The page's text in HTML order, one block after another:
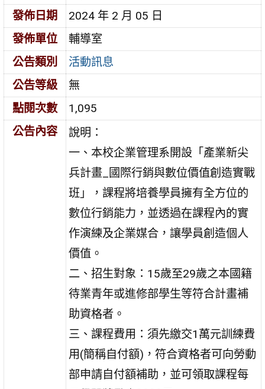
發佈日期
2024 年 2 月 05 日
發佈單位
輔導室
公告類別
活動訊息
公告等級
無
點閱次數
1,095
公告內容
說明：
一、本校企業管理系開設「產業新尖
兵計畫_國際行銷與數位價值創造實戰
班」，課程將培養學員擁有全方位的
數位行銷能力，並透過在課程內的實
作演練及企業媒合，讓學員創造個人
價值。
二、招生對象：15歲至29歲之本國籍
待業青年或進修部學生等符合計畫補
助資格者。
三、課程費用：須先繳交1萬元訓練費
用(簡稱自付額)，符合資格者可向勞動
部申請自付額補助，並可領取課程每